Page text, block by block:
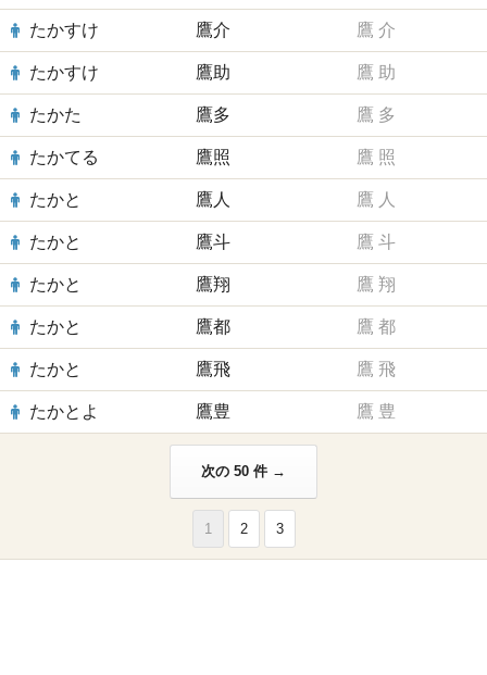
たかすけ 鷹介 鷹 介
たかすけ 鷹助 鷹 助
たかた 鷹多 鷹 多
たかてる 鷹照 鷹 照
たかと 鷹人 鷹 人
たかと 鷹斗 鷹 斗
たかと 鷹翔 鷹 翔
たかと 鷹都 鷹 都
たかと 鷹飛 鷹 飛
たかとよ 鷹豊 鷹 豊
次の 50 件 →
1 2 3